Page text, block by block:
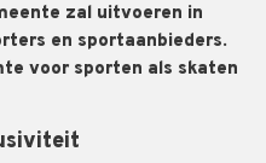
zal uitvoeren in
en sportaanbieders.
voor sporten als skaten